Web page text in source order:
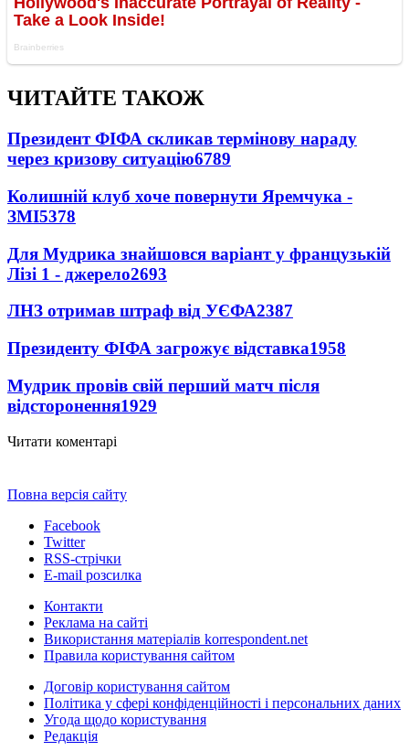
ЧИТАЙТЕ ТАКОЖ
Президент ФІФА скликав термінову нараду
через кризову ситуацію6789
Колишній клуб хоче повернути Яремчука -
ЗМІ5378
Для Мудрика знайшовся варіант у французькій
Лізі 1 - джерело2693
ЛНЗ отримав штраф від УЄФА2387
Президенту ФІФА загрожує відставка1958
Мудрик провів свій перший матч після
відсторонення1929
Читати коментарі
Повна версія сайту
Facebook
Twitter
RSS-стрічки
E-mail розсилка
Контакти
Реклама на сайті
Використання матеріалів korrespondent.net
Правила користування сайтом
Договір користування сайтом
Політика у сфері конфіденційності і персональних даних
Угода щодо користування
Редакція